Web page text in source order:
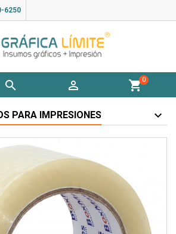
6250
  shopping_cart0
PARA IMPRESIONES